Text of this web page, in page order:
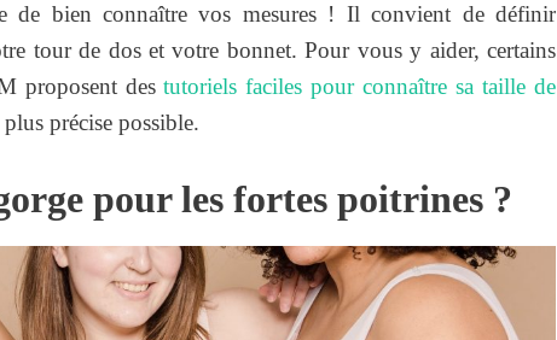
de bien connaître vos mesures ! Il convient de définir
tour de dos et votre bonnet. Pour vous y aider, certains
proposent destutoriels faciles pour connaître sa taille de
précise possible.
pour les fortes poitrines ?